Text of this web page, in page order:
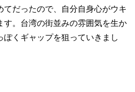
てだったので、自分自身心がウキ
す。台湾の街並みの雰囲気を生か
ぽくギャップを狙っていきまし